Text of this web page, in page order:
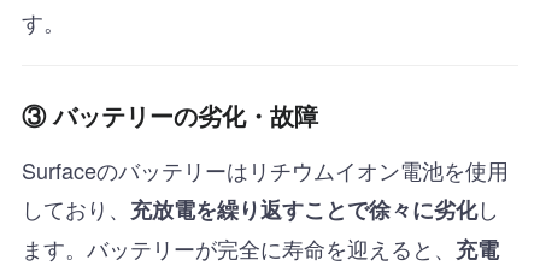
す。
③ バッテリーの劣化・故障
Surfaceのバッテリーはリチウムイオン電池を使用
しており、 充放電を繰り返すことで徐々に劣化し
ます。バッテリーが完全に寿命を迎えると、 充電